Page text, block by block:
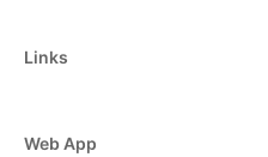
Links
Web App